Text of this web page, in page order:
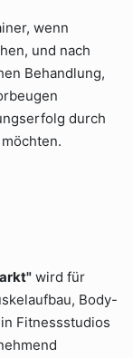
wenn
und nach
Behandlung,
durch
wird für
Body-
Fitnessstudios